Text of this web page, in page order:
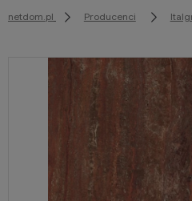
netdom.pl Producenci